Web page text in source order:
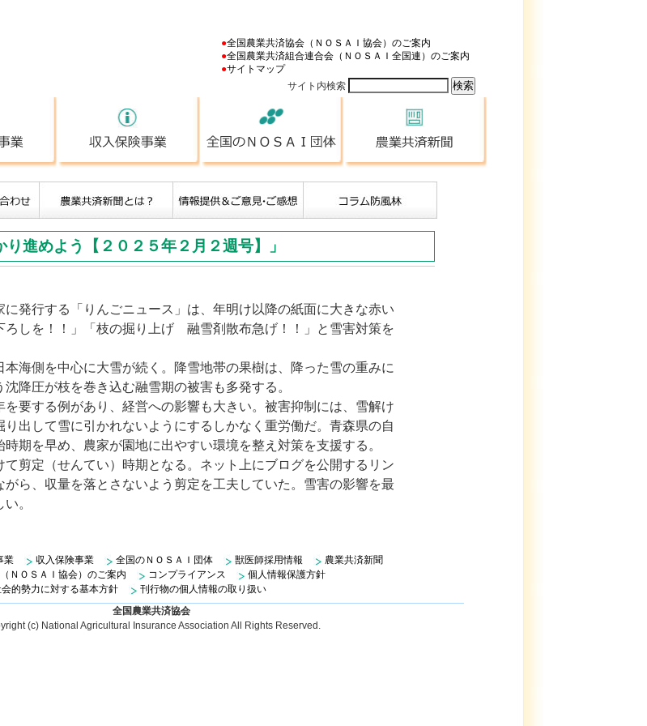
●全国農業共済協会（ＮＯＳＡＩ協会）のご案内
●全国農業共済組合連合会（ＮＯＳＡＩ全国連）のご案内
●サイトマップ
サイト内検索
農業共済事業 収入保険事業 全国のＮＯＳＡＩ団体
進めよう【２０２５年２月２週号】」
発行する「りんごニュース」は、年明け以降の紙面に大きな赤い
ろしを！！」「枝の掘り上げ 融雪剤散布急げ！！」と雪害対策を
海側を中心に大雪が続く。降雪地帯の果樹は、降った雪の重みに
降圧が枝を巻き込む融雪期の被害も多発する。
要する例があり、経営への影響も大きい。被害抑制には、雪解け
出して雪に引かれないようにするしかなく重労働だ。青森県の自
期を早め、農家が園地に出やすい環境を整え対策を支援する。
剪定（せんてい）時期となる。ネット上にブログを公開するリン
ら、収量を落とさないよう剪定を工夫していた。雪害の影響を最
。
業 収入保険事業 全国のＮＯＳＡＩ団体 獣医師採用情報
農業共済新聞
ＮＯＳＡＩ協会）のご案内
コンプライアンス
個人情報保護方針
会的勢力に対する基本方針
刊行物の個人情報の取り扱い
全国農業共済協会
(c) National Agricultural Insurance Association All Rights Reserved.